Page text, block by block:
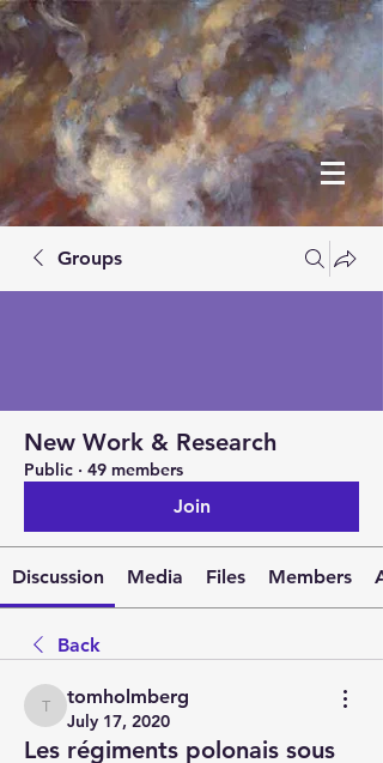
Groups
New Work & Research
Public · 49 members
Join
Discussion Media Files Members
Back
tomholmberg
tomholmberg
July 17, 2020
Les régiments polonais sous